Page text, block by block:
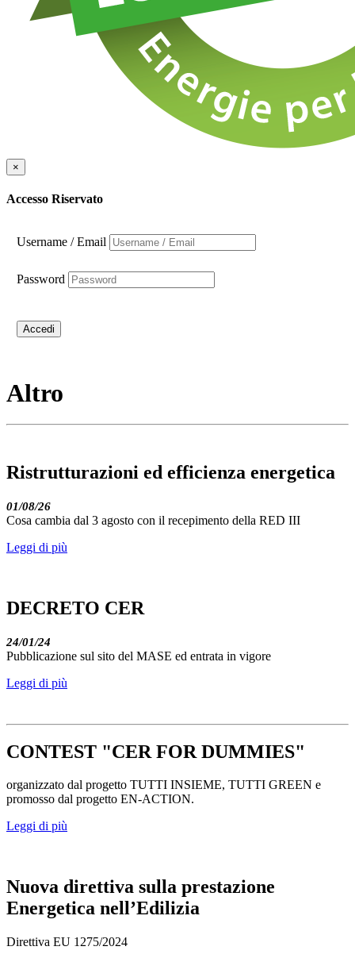
×
Accesso Riservato
Username / Email
Password
Accedi
Altro
Ristrutturazioni ed efficienza energetica
01/08/26
Cosa cambia dal 3 agosto con il recepimento della RED III
Leggi di più
DECRETO CER
24/01/24
Pubblicazione sul sito del MASE ed entrata in vigore
Leggi di più
CONTEST "CER FOR DUMMIES"
organizzato dal progetto TUTTI INSIEME, TUTTI GREEN e
promosso dal progetto EN-ACTION.
Leggi di più
Nuova direttiva sulla prestazione
Energetica nell’Edilizia
Direttiva EU 1275/2024